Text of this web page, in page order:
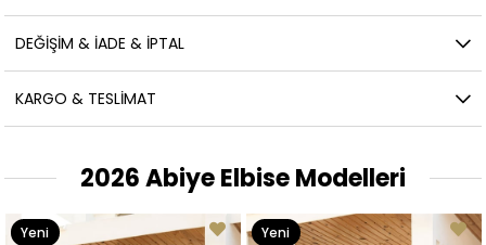
DEĞIŞIM & İADE & İPTAL
KARGO & TESLIMAT
2026 Abiye Elbise Modelleri
Yeni
Yeni